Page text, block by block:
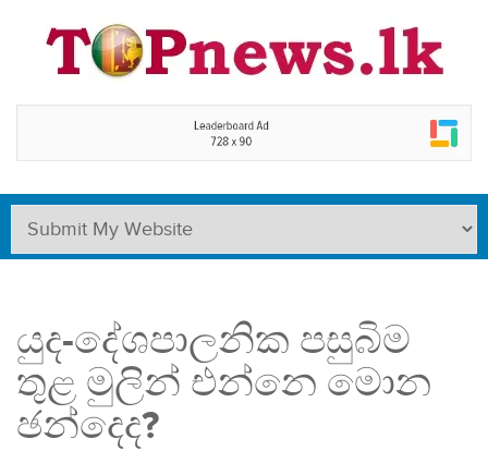
යුද-දේශපාලනික පසුබිම
තුළ මුලින් එන්නෙ මොන
ඡන්දෙද?